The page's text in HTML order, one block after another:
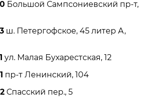
Большой Сампсониевский пр-т,
ш. Петергофское, 45 литер А,
ул. Малая Бухарестская, 12
пр-т Ленинский, 104
Спасский пер., 5